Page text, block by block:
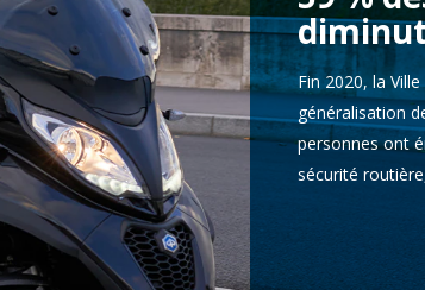
Fin 2020, la
généralisation
personnes ont
sécurité